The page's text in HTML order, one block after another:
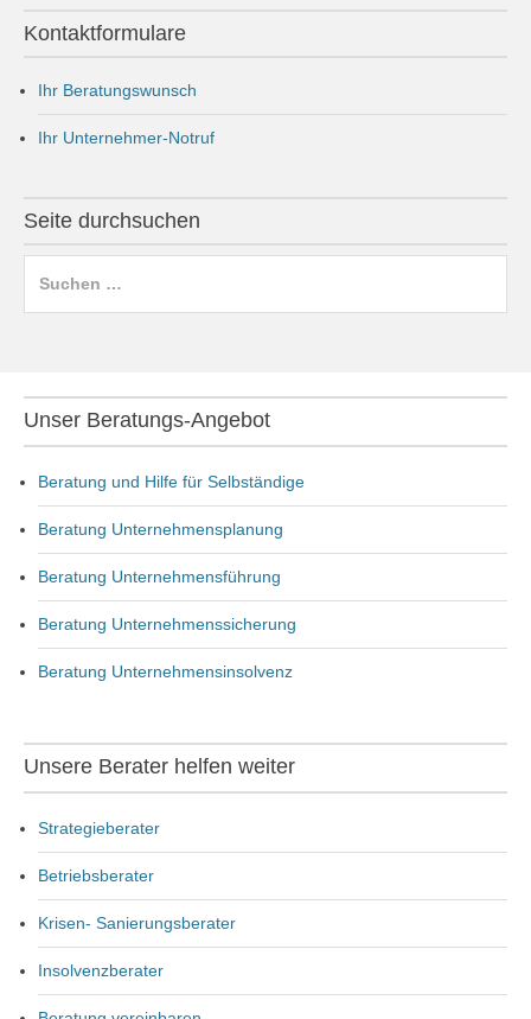
Kontaktformulare
Ihr Beratungswunsch
Ihr Unternehmer-Notruf
Seite durchsuchen
nach:
Unser Beratungs-Angebot
Beratung und Hilfe für Selbständige
Beratung Unternehmensplanung
Beratung Unternehmensführung
Beratung Unternehmenssicherung
Beratung Unternehmensinsolvenz
Unsere Berater helfen weiter
Strategieberater
Betriebsberater
Krisen- Sanierungsberater
Insolvenzberater